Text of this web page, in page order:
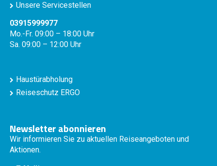
Unsere Servicestellen
03915999977
Mo.-Fr. 09:00 – 18:00 Uhr
Sa. 09:00 – 12:00 Uhr
Haustürabholung
Reiseschutz ERGO
Newsletter abonnieren
Wir informieren Sie zu aktuellen Reiseangeboten und
Aktionen.